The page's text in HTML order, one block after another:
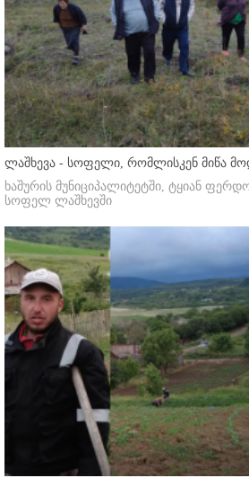
ლაშხევა - სოფელი, რომლისკენ მიწა
ხაშურის მუნიციპალიტეტში, ტყიან
სოფელ ლაშხევში